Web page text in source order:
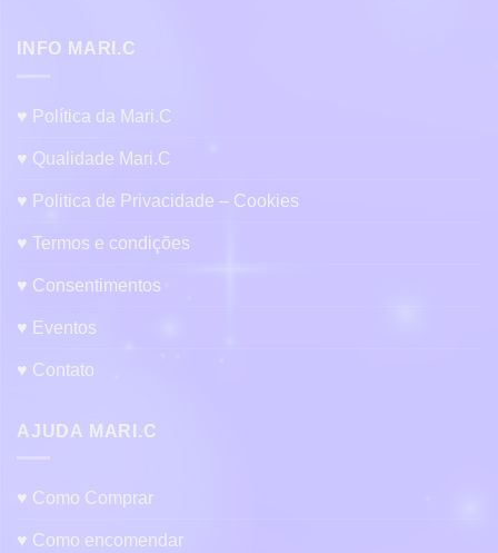
INFO MARI.C
♥ Política da Mari.C
♥ Qualidade Mari.C
♥ Politica de Privacidade – Cookies
♥ Termos e condições
♥ Consentimentos
♥ Eventos
♥ Contato
AJUDA MARI.C
♥ Como Comprar
♥ Como encomendar